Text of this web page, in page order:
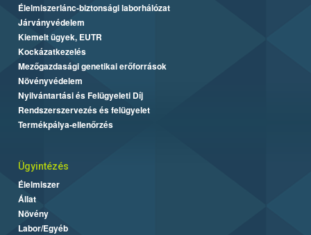
Élelmiszerlánc-biztonsági laborhálózat
Járványvédelem
Kiemelt ügyek, EUTR
Kockázatkezelés
Mezőgazdasági genetikai erőforrások
Növényvédelem
Nyilvántartási és Felügyeleti Díj
Rendszerszervezés és felügyelet
Termékpálya-ellenőrzés
Ügyintézés
Élelmiszer
Állat
Növény
Labor/Egyéb